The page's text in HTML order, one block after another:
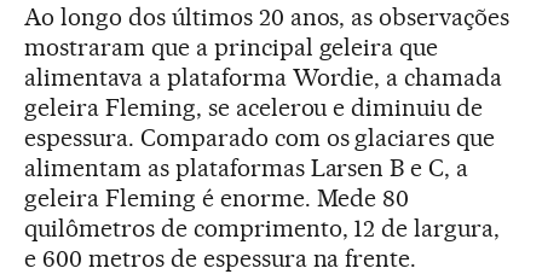
Ao longo dos últimos 20 anos, as observações
mostraram que a principal geleira que
alimentava a plataforma Wordie, a chamada
geleira Fleming, se acelerou e diminuiu de
espessura. Comparado com os glaciares que
alimentam as plataformas Larsen B e C, a
geleira Fleming é enorme. Mede 80
quilômetros de comprimento, 12 de largura,
e 600 metros de espessura na frente.